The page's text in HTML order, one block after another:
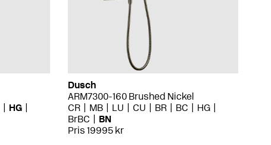
HG
Dusch
ARM7300-160 Brushed Nickel
CR
MB LU CU BR BC
HG
BrBC
BN
Pris 19995 kr